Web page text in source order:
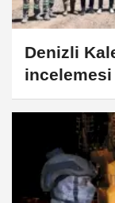
Denizli
incelemesi